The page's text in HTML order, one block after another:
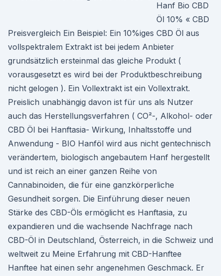
Hanf Bio CBD
Öl 10% « CBD
Preisvergleich Ein Beispiel: Ein 10%iges CBD Öl aus
vollspektralem Extrakt ist bei jedem Anbieter
grundsätzlich ersteinmal das gleiche Produkt (
vorausgesetzt es wird bei der Produktbeschreibung
nicht gelogen ). Ein Vollextrakt ist ein Vollextrakt.
Preislich unabhängig davon ist für uns als Nutzer
auch das Herstellungsverfahren ( CO²-, Alkohol- oder
CBD Öl bei Hanftasia- Wirkung, Inhaltsstoffe und
Anwendung - BIO Hanföl wird aus nicht gentechnisch
verändertem, biologisch angebautem Hanf hergestellt
und ist reich an einer ganzen Reihe von
Cannabinoiden, die für eine ganzkörperliche
Gesundheit sorgen. Die Einführung dieser neuen
Stärke des CBD-Öls ermöglicht es Hanftasia, zu
expandieren und die wachsende Nachfrage nach
CBD-Öl in Deutschland, Österreich, in die Schweiz und
weltweit zu Meine Erfahrung mit CBD-Hanftee
Hanftee hat einen sehr angenehmen Geschmack. Er